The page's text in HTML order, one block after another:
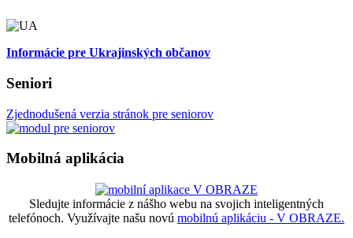
Informácie pre Ukrajinských občanov
Seniori
Zjednodušená verzia stránok pre seniorov
Mobilná aplikácia
Sledujte informácie z nášho webu na svojich inteligentných
telefónoch. Využívajte našu novú mobilnú aplikáciu - V OBRAZE.